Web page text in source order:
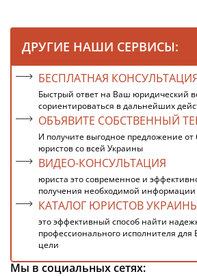
ДРУГИЕ НАШИ СЕРВИСЫ:
БЕСПЛАТНАЯ
Быстрый ответ на Ваш юридический
сориентироваться в дальнейших
ОБЪЯВИТЕ СОБСТВЕННЫЙ
И получите выгодное предложение от
юристов со всей Украины
ВИДЕО-КОНСУЛЬТАЦИЯ
юриста это современное и
получения необходимой информации
КАТАЛОГ ЮРИСТОВ
это эффективный способ найти
профессионального исполнителя
цели
Мы в социальных сетях: